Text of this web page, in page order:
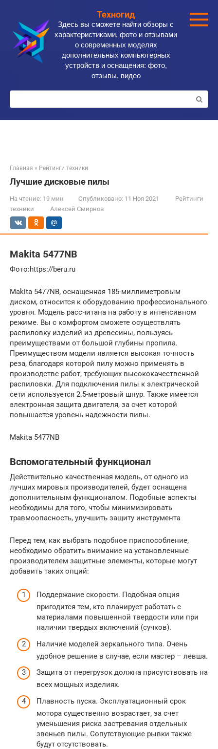
контенту
Техногид
Здесь вы сможете найти обзоры с
характеристиками, фото и отзывами
о современных моделях
дополнительных компьютерных
устройств и оснащения: фото,
отзывы, видео
Поиск:
Главная » Рейтинги техники
Лучшие дисковые пилы
На чтение: 19 мин Опубликовано: 11 Ноя 2021
Рейтинги
техники
Алексей Смирнов
Makita 5477NB
​Фото:https://beru.ru
Makita 5477NB, оснащенная 185-миллиметровым
диском, относится к оборудованию профессионального
уровня. Модель рассчитана на работу в интенсивном
режиме. Вы с комфортом сможете осуществлять
распиловку изделий из древесины, пользуясь
преимуществами от большой глубины пропила.
Преимуществом модели является высокая точность
реза, благодаря которой пилу можно применять в
производстве работ, требующих высококачественной
распиловки. Для подключения пилы к электрической
сети используется 2.5-метровый шнур. Также имеется
электронная защита двигателя, за счет которой
повышается уровень надежности пилы.
Makita 5477NB
Вспомогательный функционал
Действительно качественная модель, от одного из
лучших мировых производителей, будет оснащена
дополнительным функционалом. Подобные аспекты
необходимы для того, чтобы минимизировать
травмоопасность, улучшить защиту инструмента
Перед тем, как выбрать подобное приспособление,
необходимо обратить внимание на установленные
производителем защитные элементы, которые могут
добавить таких опций:
Поддержание скорости. Подобная опция
пригодится тем, кто планирует работать с
материалами повышенной твердости или при
наличии твердых включений (сучков).
Наличие моделей зеркального типа. Очень
удобное решение в случае, если мастер – левша.
Защита от перегрузок должна присутствовать на
всех мощных изделиях.
Плавность пуска. Эксплуатационный срок
мотора существенно возрастает, за счет
уменьшения риска застревания отдельных
звеньев пилы. Сопутствующие рывки также
будут отсутствовать.